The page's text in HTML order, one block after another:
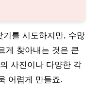
기를 시도하지만, 수많
게 찾아내는 것은 큰
사진이나 다양한 각
어렵게 만들죠.